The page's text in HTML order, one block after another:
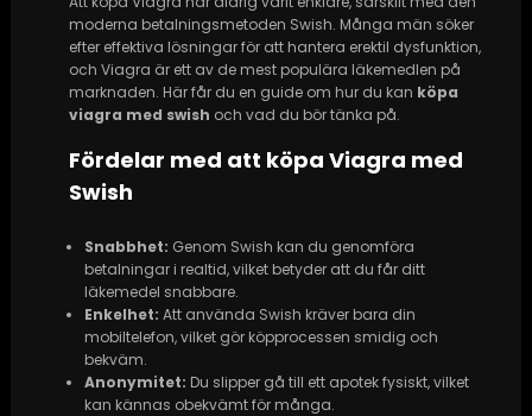
moderna betalningsmetoden Swish. Många män söker
efter effektiva lösningar för att hantera erektil dysfunktion,
och Viagra är ett av de mest populära läkemedlen på
marknaden. Här får du en guide om hur du kan köpa
viagra med swish och vad du bör tänka på.
Fördelar med att köpa Viagra med
Swish
Snabbhet: Genom Swish kan du genomföra
betalningar i realtid, vilket betyder att du får ditt
läkemedel snabbare.
Enkelhet: Att använda Swish kräver bara din
mobiltelefon, vilket gör köpprocessen smidig och
bekväm.
Anonymitet: Du slipper gå till ett apotek fysiskt, vilket
kan kännas obekvämt för många.